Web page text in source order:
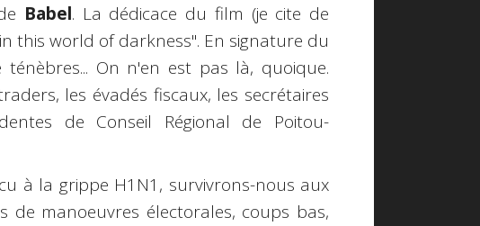
Babel. La dédicace du film (je cite de
this world of darkness". En signature du
On n'en est pas là, quoique.
les évadés fiscaux, les secrétaires
de Conseil Régional de Poitou-
à la grippe H1N1, survivrons-nous aux
de manoeuvres électorales, coups bas,